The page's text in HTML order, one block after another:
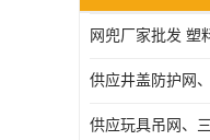
供应井盖防护网